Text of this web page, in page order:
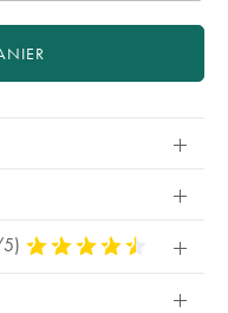
4,8